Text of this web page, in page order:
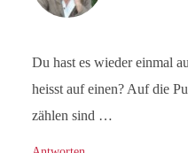
Du hast es wieder einmal
heisst auf einen? Auf die
zählen sind …